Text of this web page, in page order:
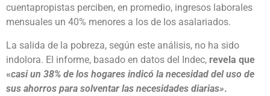
cuentapropistas perciben, en promedio, ingresos laborales
mensuales un 40% menores a los de los asalariados.
La salida de la pobreza, según este análisis, no ha sido
indolora. El informe, basado en datos del Indec, revela que
«casi un 38% de los hogares indicó la necesidad del uso de
sus ahorros para solventar las necesidades diarias».